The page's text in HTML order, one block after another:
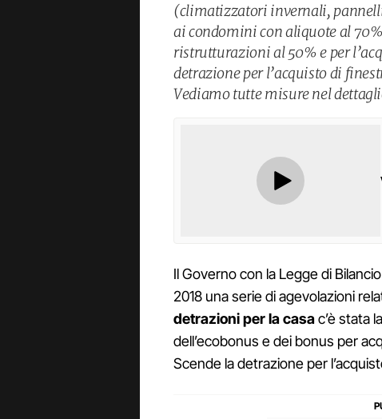
(climatizzatori invernali, pannelli
ai condomini con aliquote al
ristrutturazioni al 50% e per
detrazione per l’acquisto di
Vediamo tutte misure nel
Il Governo con la Legge di
2018 una serie di agevolazioni
detrazioni per la casac’è stata
dell’ecobonus e dei bonus per
Scende la detrazione per